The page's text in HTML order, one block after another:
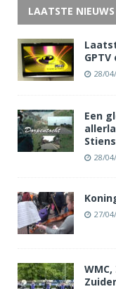
LAATSTE NIEUWS
28/
Een
Stiens
28/
27/